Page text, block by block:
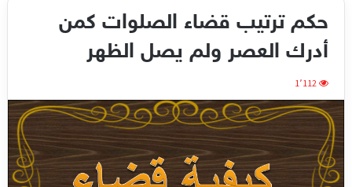
حكم ترتيب قضاء الصلوات كمن
أدرك العصر ولم يصل الظهر
1٬112